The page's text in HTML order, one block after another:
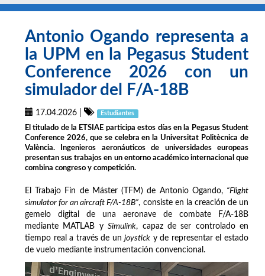
Antonio Ogando representa a
la UPM en la Pegasus Student
Conference 2026 con un
simulador del F/A-18B
17.04.2026 Estudiantes
El titulado de la ETSIAE participa estos días en la Pegasus Student
Conference 2026, que se celebra en la Universitat Politècnica de
València. Ingenieros aeronáuticos de universidades europeas
presentan sus trabajos en un entorno académico internacional que
combina congreso y competición.
El Trabajo Fin de Máster (TFM) de Antonio Ogando, “Flight
simulator for an aircraft F/A-18B”, consiste en la creación de un
gemelo digital de una aeronave de combate F/A-18B
mediante MATLAB ySimulink, capaz de ser controlado en
tiempo real a través de unjoystick y de representar el estado
de vuelo mediante instrumentación convencional.